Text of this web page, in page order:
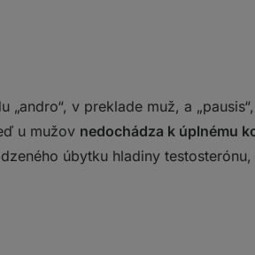
v preklade muž, a
u mužov nedochádza k úplnému
úbytku hladiny